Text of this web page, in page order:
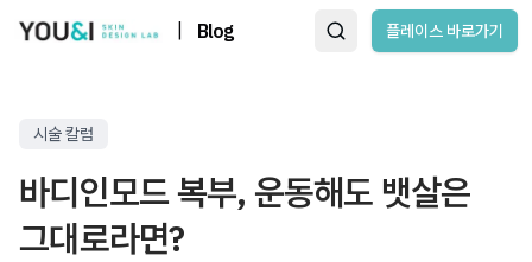
Blog 플레이스 바로가기
시술 칼럼
바디인모드 복부, 운동해도 뱃살은
그대로라면?